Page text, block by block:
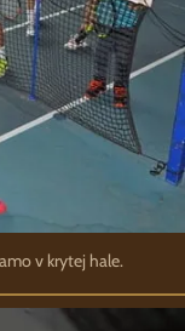
v krytej hale.